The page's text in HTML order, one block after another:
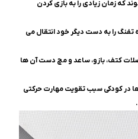
که زمان زیادی را به بازی کردن
را به دست دیگر خود انتقال می
کتف، بازو، ساعد و مچ دست آن ها
در کودکی سبب تقویت مهارت حرکتی